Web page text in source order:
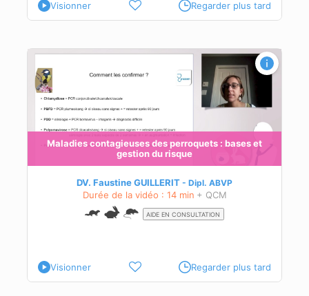
Visionner Regarder plus tard
Maladies contagieuses des perroquets : bases et
gestion du risque
DV. Faustine GUILLERIT Dipl. ABVP
Durée de la vidéo : 14 min + QCM
AIDE EN CONSULTATION
Visionner Regarder plus tard